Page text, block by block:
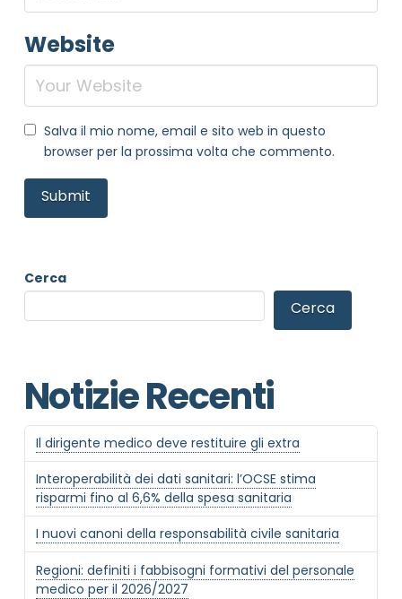
Website
Salva il mio nome, email e sito web in questo
browser per la prossima volta che commento.
Cerca
Cerca
Notizie Recenti
Il dirigente medico deve restituire gli extra
Interoperabilità dei dati sanitari: l’OCSE stima
risparmi fino al 6,6% della spesa sanitaria
I nuovi canoni della responsabilità civile sanitaria
Regioni: definiti i fabbisogni formativi del personale
medico per il 2026/2027